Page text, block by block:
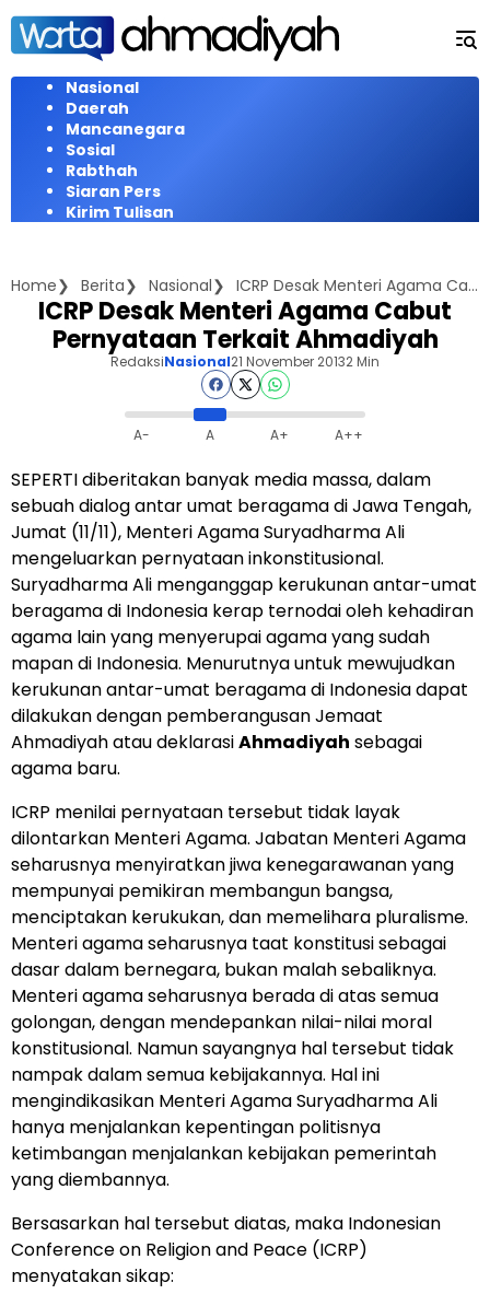
Langsung
konten
Nasional
Daerah
Mancanegara
Sosial
Rabthah
Siaran Pers
Kirim Tulisan
Home Berita Nasional ICRP Desak Menteri Agama Cabut Pernyataan Terkait Ahmadiyah
ICRP Desak Menteri Agama Cabut
Pernyataan Terkait Ahmadiyah
RedaksiNasional21 November 20132 Min
A- A A+ A++
SEPERTI diberitakan banyak media massa, dalam
sebuah dialog antar umat beragama di Jawa Tengah,
Jumat (11/11), Menteri Agama Suryadharma Ali
mengeluarkan pernyataan inkonstitusional.
Suryadharma Ali menganggap kerukunan antar-umat
beragama di Indonesia kerap ternodai oleh kehadiran
agama lain yang menyerupai agama yang sudah
mapan di Indonesia. Menurutnya untuk mewujudkan
kerukunan antar-umat beragama di Indonesia dapat
dilakukan dengan pemberangusan Jemaat
Ahmadiyah atau deklarasiAhmadiyah sebagai
agama baru.
ICRP menilai pernyataan tersebut tidak layak
dilontarkan Menteri Agama. Jabatan Menteri Agama
seharusnya menyiratkan jiwa kenegarawanan yang
mempunyai pemikiran membangun bangsa,
menciptakan kerukukan, dan memelihara pluralisme.
Menteri agama seharusnya taat konstitusi sebagai
dasar dalam bernegara, bukan malah sebaliknya.
Menteri agama seharusnya berada di atas semua
golongan, dengan mendepankan nilai-nilai moral
konstitusional. Namun sayangnya hal tersebut tidak
nampak dalam semua kebijakannya. Hal ini
mengindikasikan Menteri Agama Suryadharma Ali
hanya menjalankan kepentingan politisnya
ketimbangan menjalankan kebijakan pemerintah
yang diembannya.
Bersasarkan hal tersebut diatas, maka Indonesian
Conference on Religion and Peace (ICRP)
menyatakan sikap: